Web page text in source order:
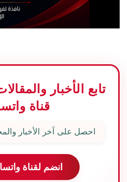
تابع الأخبار
قناة
احصل على آخر الأخبار
انضم لقناة